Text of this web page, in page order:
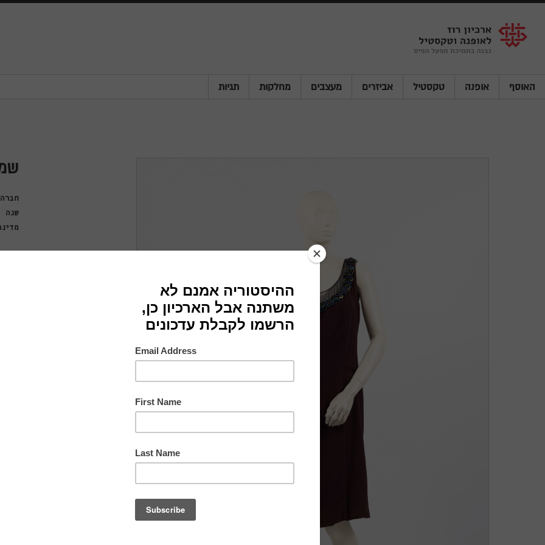
Shenkar
Logo
האוסף אופנה טקסטיל אביזרים מעצבים מחלקות תגיות
חברה
שנה